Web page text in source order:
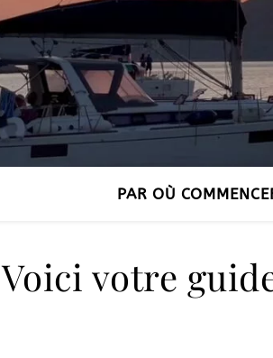
PAR OÙ
Voici votre